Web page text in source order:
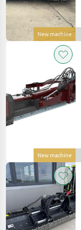
New machine
New machine